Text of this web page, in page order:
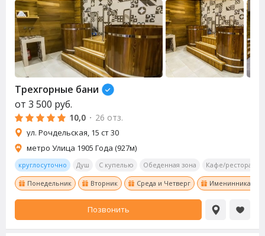
Трехгорные бани
от 3 500 руб.
10,0 · 26 отз.
ул. Рочдельская, 15 ст 30
метро Улица 1905 Года (927м)
круглосуточно Душ С купелью Обеденная зона Кафе/ресторан
Понедельник Вторник Среда и Четверг Именинникам
Позвонить